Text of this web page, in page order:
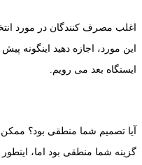
اغلب مصرف کنندگان در مورد
این مورد، اجازه دهید اینگونه
ایستگاه بعد می رویم.
آیا تصمیم شما منطقی بود؟
گزینه شما منطقی بود اما، اینطور